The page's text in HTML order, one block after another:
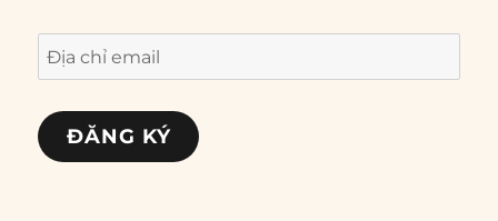
Địa
chỉ
email
ĐĂNG KÝ